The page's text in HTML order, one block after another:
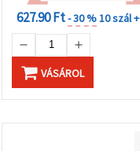
627.90 Ft- 30 %10 szál +
VÁSÁROL